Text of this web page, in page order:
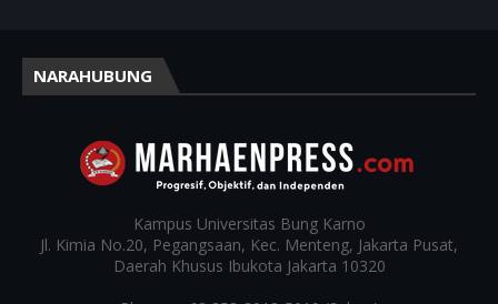
NARAHUBUNG
Kampus Universitas Bung Karno
Jl. Kimia No.20, Pegangsaan, Kec. Menteng, Jakarta Pusat,
Daerah Khusus Ibukota Jakarta 10320